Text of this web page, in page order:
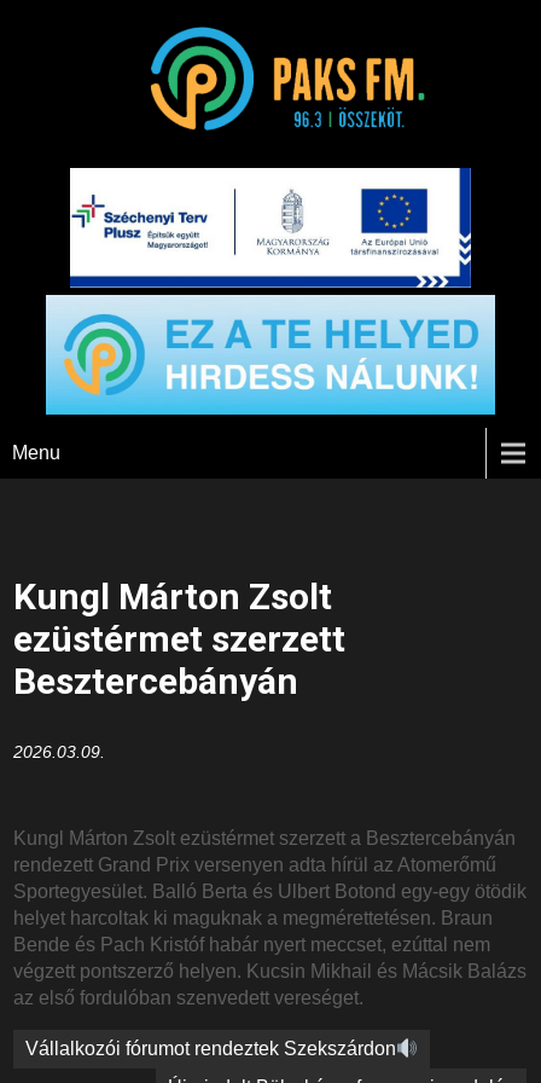
Paks FM
Menu
Kungl Márton Zsolt
ezüstérmet szerzett
Besztercebányán
2026.03.09.
Kungl Márton Zsolt ezüstérmet szerzett a Besztercebányán
rendezett Grand Prix versenyen adta hírül az Atomerőmű
Sportegyesület. Balló Berta és Ulbert Botond egy-egy ötödik
helyet harcoltak ki maguknak a megmérettetésen. Braun
Bende és Pach Kristóf habár nyert meccset, ezúttal nem
végzett pontszerző helyen. Kucsin Mikhail és Mácsik Balázs
az első fordulóban szenvedett vereséget.
Bejegyzés
Vállalkozói fórumot rendeztek Szekszárdon